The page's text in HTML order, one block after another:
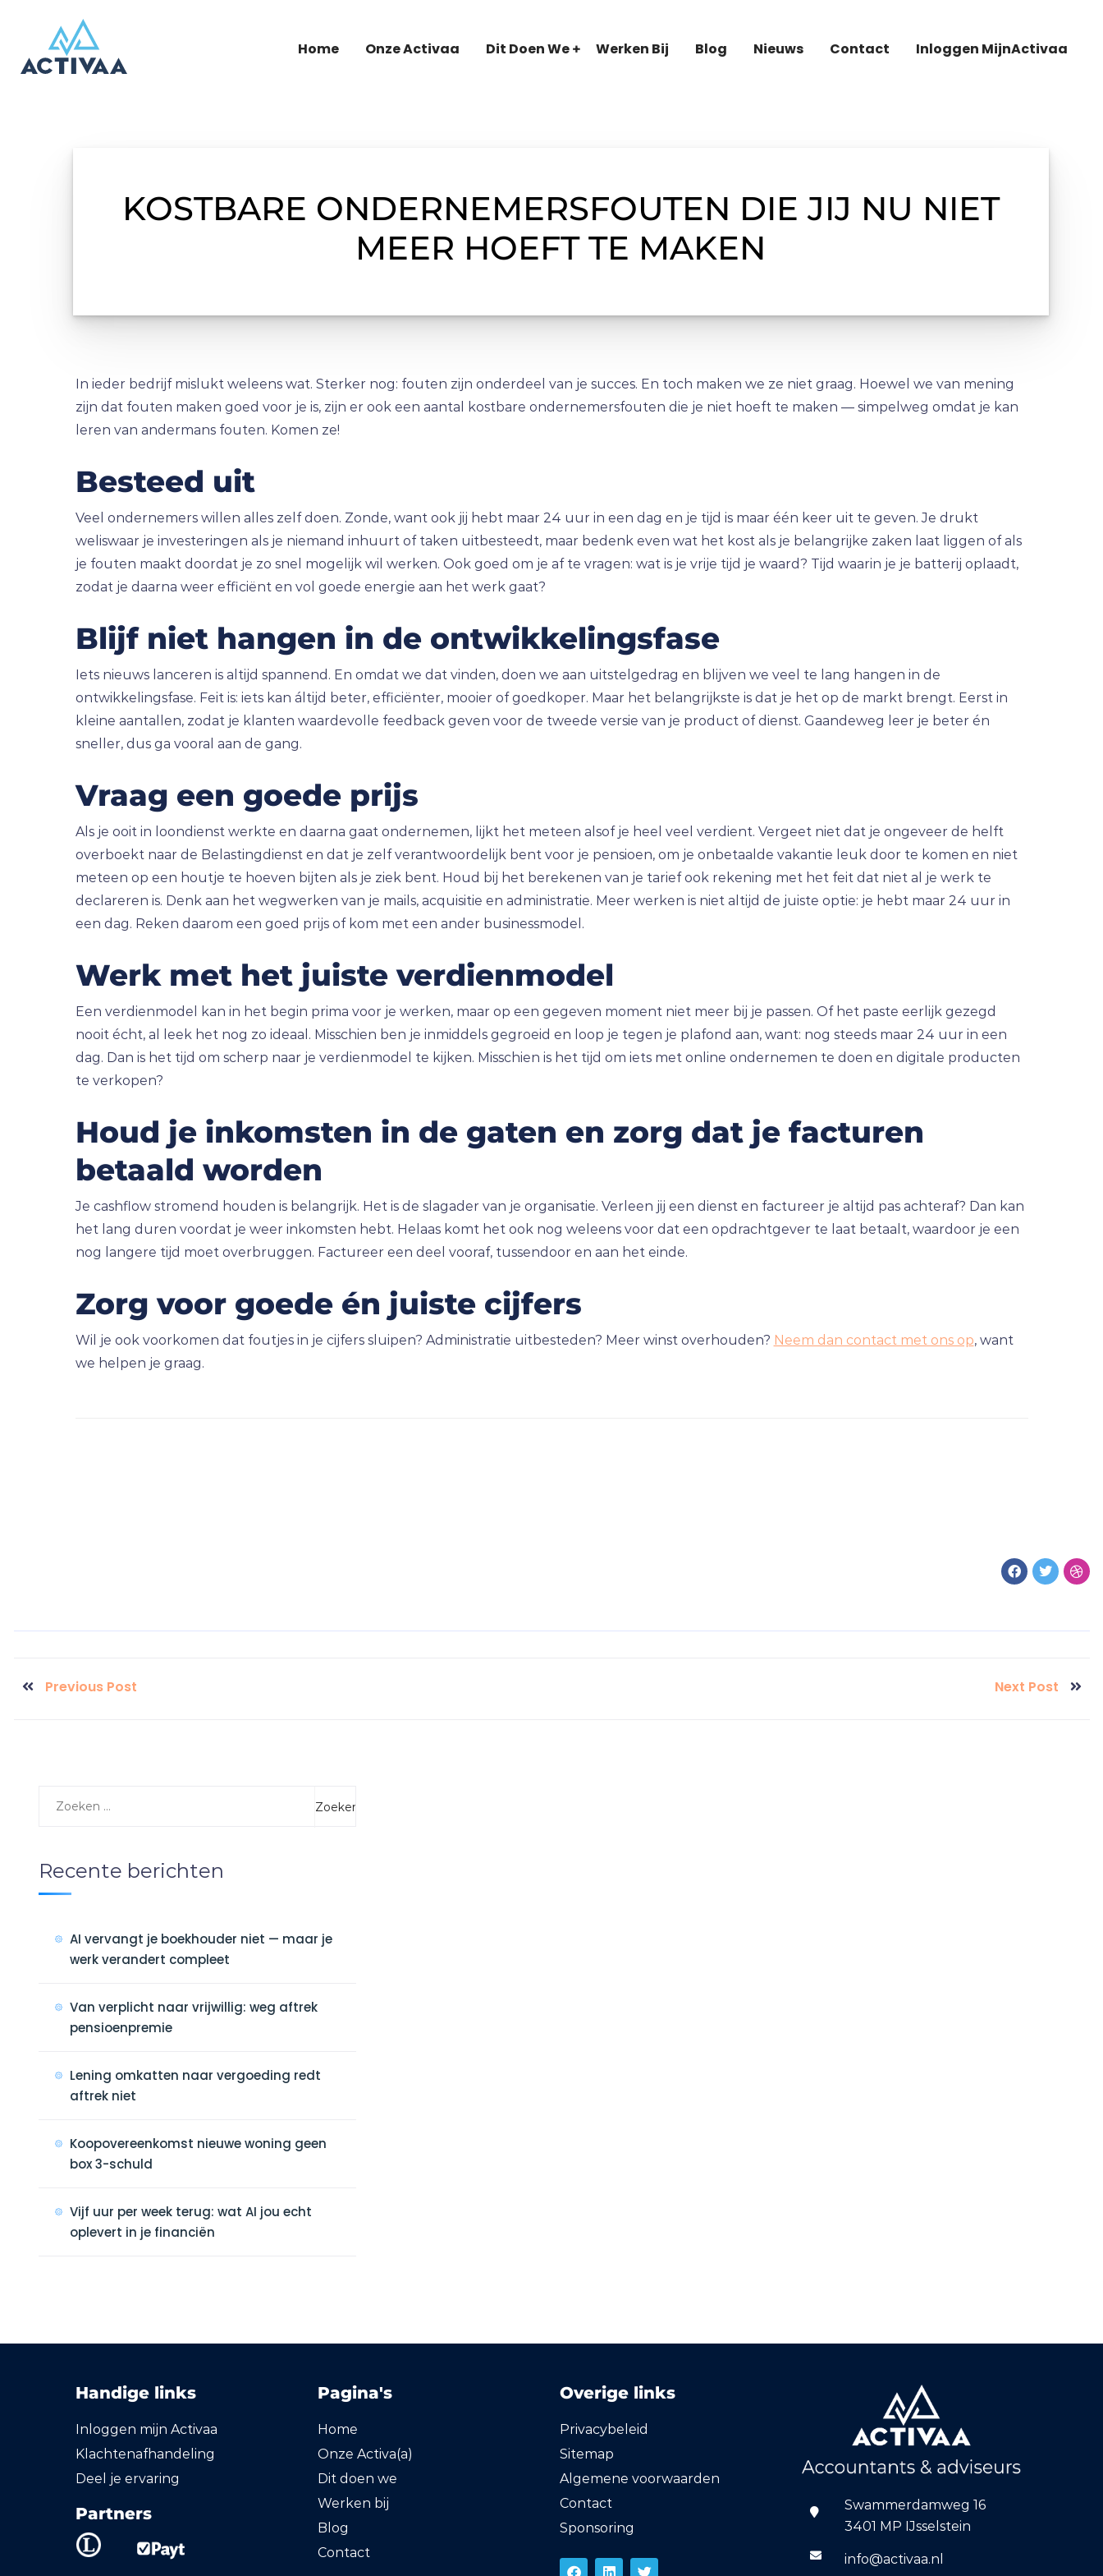
Home Onze Activaa Dit Doen We Werken Bij Blog Nieuws Contact Inloggen MijnActivaa
KOSTBARE ONDERNEMERSFOUTEN DIE JIJ NU NIET
MEER HOEFT TE MAKEN
In ieder bedrijf mislukt weleens wat. Sterker nog: fouten zijn onderdeel van je succes. En toch maken we ze niet graag. Hoewel we van mening
zijn dat fouten maken goed voor je is, zijn er ook een aantal kostbare ondernemersfouten die je niet hoeft te maken — simpelweg omdat je kan
leren van andermans fouten. Komen ze!
Besteed uit
Veel ondernemers willen alles zelf doen. Zonde, want ook jij hebt maar 24 uur in een dag en je tijd is maar één keer uit te geven. Je drukt
weliswaar je investeringen als je niemand inhuurt of taken uitbesteedt, maar bedenk even wat het kost als je belangrijke zaken laat liggen of als
je fouten maakt doordat je zo snel mogelijk wil werken. Ook goed om je af te vragen: wat is je vrije tijd je waard? Tijd waarin je je batterij oplaadt,
zodat je daarna weer efficiënt en vol goede energie aan het werk gaat?
Blijf niet hangen in de ontwikkelingsfase
Iets nieuws lanceren is altijd spannend. En omdat we dat vinden, doen we aan uitstelgedrag en blijven we veel te lang hangen in de
ontwikkelingsfase. Feit is: iets kan áltijd beter, efficiënter, mooier of goedkoper. Maar het belangrijkste is dat je het op de markt brengt. Eerst in
kleine aantallen, zodat je klanten waardevolle feedback geven voor de tweede versie van je product of dienst. Gaandeweg leer je beter én
sneller, dus ga vooral aan de gang.
Vraag een goede prijs
Als je ooit in loondienst werkte en daarna gaat ondernemen, lijkt het meteen alsof je heel veel verdient. Vergeet niet dat je ongeveer de helft
overboekt naar de Belastingdienst en dat je zelf verantwoordelijk bent voor je pensioen, om je onbetaalde vakantie leuk door te komen en niet
meteen op een houtje te hoeven bijten als je ziek bent. Houd bij het berekenen van je tarief ook rekening met het feit dat niet al je werk te
declareren is. Denk aan het wegwerken van je mails, acquisitie en administratie. Meer werken is niet altijd de juiste optie: je hebt maar 24 uur in
een dag. Reken daarom een goed prijs of kom met een ander businessmodel.
Werk met het juiste verdienmodel
Een verdienmodel kan in het begin prima voor je werken, maar op een gegeven moment niet meer bij je passen. Of het paste eerlijk gezegd
nooit écht, al leek het nog zo ideaal. Misschien ben je inmiddels gegroeid en loop je tegen je plafond aan, want: nog steeds maar 24 uur in een
dag. Dan is het tijd om scherp naar je verdienmodel te kijken. Misschien is het tijd om iets met online ondernemen te doen en digitale producten
te verkopen?
Houd je inkomsten in de gaten en zorg dat je facturen
betaald worden
Je cashflow stromend houden is belangrijk. Het is de slagader van je organisatie. Verleen jij een dienst en factureer je altijd pas achteraf? Dan kan
het lang duren voordat je weer inkomsten hebt. Helaas komt het ook nog weleens voor dat een opdrachtgever te laat betaalt, waardoor je een
nog langere tijd moet overbruggen. Factureer een deel vooraf, tussendoor en aan het einde.
Zorg voor goede én juiste cijfers
Wil je ook voorkomen dat foutjes in je cijfers sluipen? Administratie uitbesteden? Meer winst overhouden? Neem dan contact met ons op, want
we helpen je graag.
Previous Post Next Post
Recente berichten
AI vervangt je boekhouder niet — maar je
werk verandert compleet
Van verplicht naar vrijwillig: weg aftrek
pensioenpremie
Lening omkatten naar vergoeding redt
aftrek niet
Koopovereenkomst nieuwe woning geen
box 3-schuld
Vijf uur per week terug: wat AI jou echt
oplevert in je financiën
Handige links
Inloggen mijn Activaa
Klachtenafhandeling
Deel je ervaring
Partners
Pagina's
Home
Onze Activa(a)
Dit doen we
Werken bij
Blog
Contact
Overige links
Privacybeleid
Sitemap
Algemene voorwaarden
Contact
Sponsoring
Swammerdamweg 16
3401 MP IJsselstein
info@activaa.nl